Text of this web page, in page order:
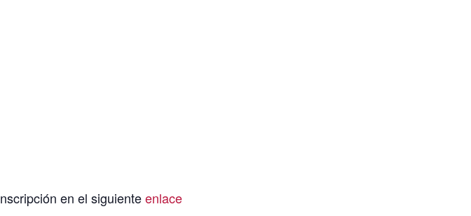
en el siguienteenlace